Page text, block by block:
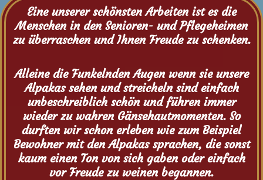
Eine unserer schönsten Arbeiten ist es die
Menschen in den Senioren- und Pflegeheimen
zu überraschen und Ihnen Freude zu schenken.
Alleine die Funkelnden Augen wenn sie unsere
Alpakas sehen und streicheln sind einfach
unbeschreiblich schön und führen immer
wieder zu wahren Gänsehautmomenten. So
durften wir schon erleben wie zum Beispiel
Bewohner mit den Alpakas sprachen, die sonst
kaum einen Ton von sich gaben oder einfach
vor Freude zu weinen begannen.